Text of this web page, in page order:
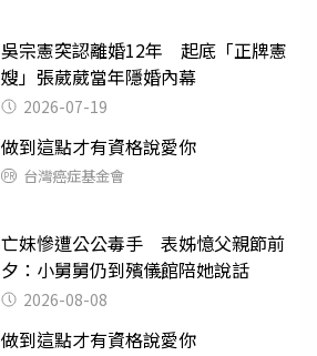
吳宗憲突認離婚12年 起底「正牌憲
嫂」張葳葳當年隱婚內幕
2026-07-19
做到這點才有資格說愛你
台灣癌症基金會
亡妹慘遭公公毒手 表姊憶父親節前
夕：小舅舅仍到殯儀館陪她說話
2026-08-08
做到這點才有資格說愛你